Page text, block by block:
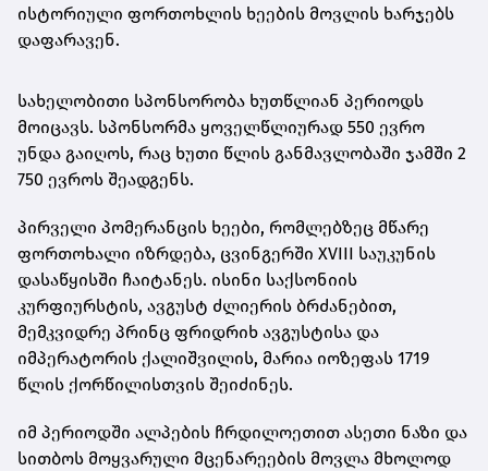
ისტორიული ფორთოხლის ხეების მოვლის ხარჯებს
დაფარავენ.
სახელობითი სპონსორობა ხუთწლიან პერიოდს
მოიცავს. სპონსორმა ყოველწლიურად 550 ევრო
უნდა გაიღოს, რაც ხუთი წლის განმავლობაში ჯამში 2
750 ევროს შეადგენს.
პირველი პომერანცის ხეები, რომლებზეც მწარე
ფორთოხალი იზრდება, ცვინგერში XVIII საუკუნის
დასაწყისში ჩაიტანეს. ისინი საქსონიის
კურფიურსტის, ავგუსტ ძლიერის ბრძანებით,
მემკვიდრე პრინც ფრიდრიხ ავგუსტისა და
იმპერატორის ქალიშვილის, მარია იოზეფას 1719
წლის ქორწილისთვის შეიძინეს.
იმ პერიოდში ალპების ჩრდილოეთით ასეთი ნაზი და
სითბოს მოყვარული მცენარეების მოვლა მხოლოდ